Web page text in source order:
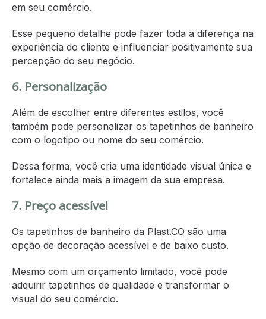
em seu comércio.
Esse pequeno detalhe pode fazer toda a diferença na
experiência do cliente e influenciar positivamente sua
percepção do seu negócio.
6. Personalização
Além de escolher entre diferentes estilos, você
também pode personalizar os tapetinhos de banheiro
com o logotipo ou nome do seu comércio.
Dessa forma, você cria uma identidade visual única e
fortalece ainda mais a imagem da sua empresa.
7. Preço acessível
Os tapetinhos de banheiro da Plast.CO são uma
opção de decoração acessível e de baixo custo.
Mesmo com um orçamento limitado, você pode
adquirir tapetinhos de qualidade e transformar o
visual do seu comércio.